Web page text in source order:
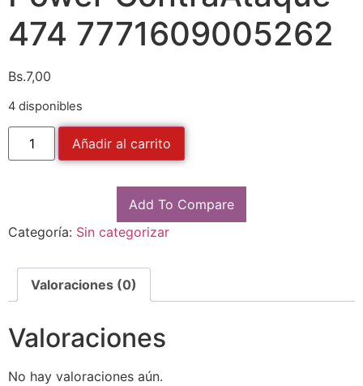
474 7771609005262
Bs.7,00
4 disponibles
Añadir al carrito
Add To Compare
Categoría: Sin categorizar
Valoraciones (0)
Valoraciones
No hay valoraciones aún.